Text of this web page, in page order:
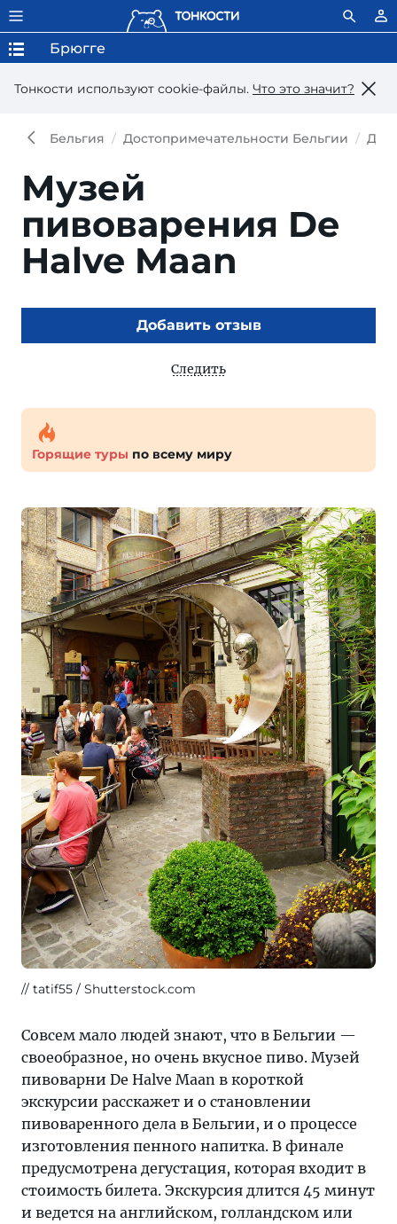
Тонкости используют сookie-файлы. Что это значит?
Брюгге
Бельгия Достопримечательности Бельгии
Музей
пивоварения De
Halve Maan
Добавить отзыв
Следить
Горящие туры по всему миру
tatif55 / Shutterstock.com
Совсем мало людей знают, что в Бельгии —
своеобразное, но очень вкусное пиво. Музей
пивоварни De Halve Maan в короткой
экскурсии расскажет и о становлении
пивоваренного дела в Бельгии, и о процессе
изготовления пенного напитка. В финале
предусмотрена дегустация, которая входит в
стоимость билета. Экскурсия длится 45 минут
и ведется на английском, голландском или